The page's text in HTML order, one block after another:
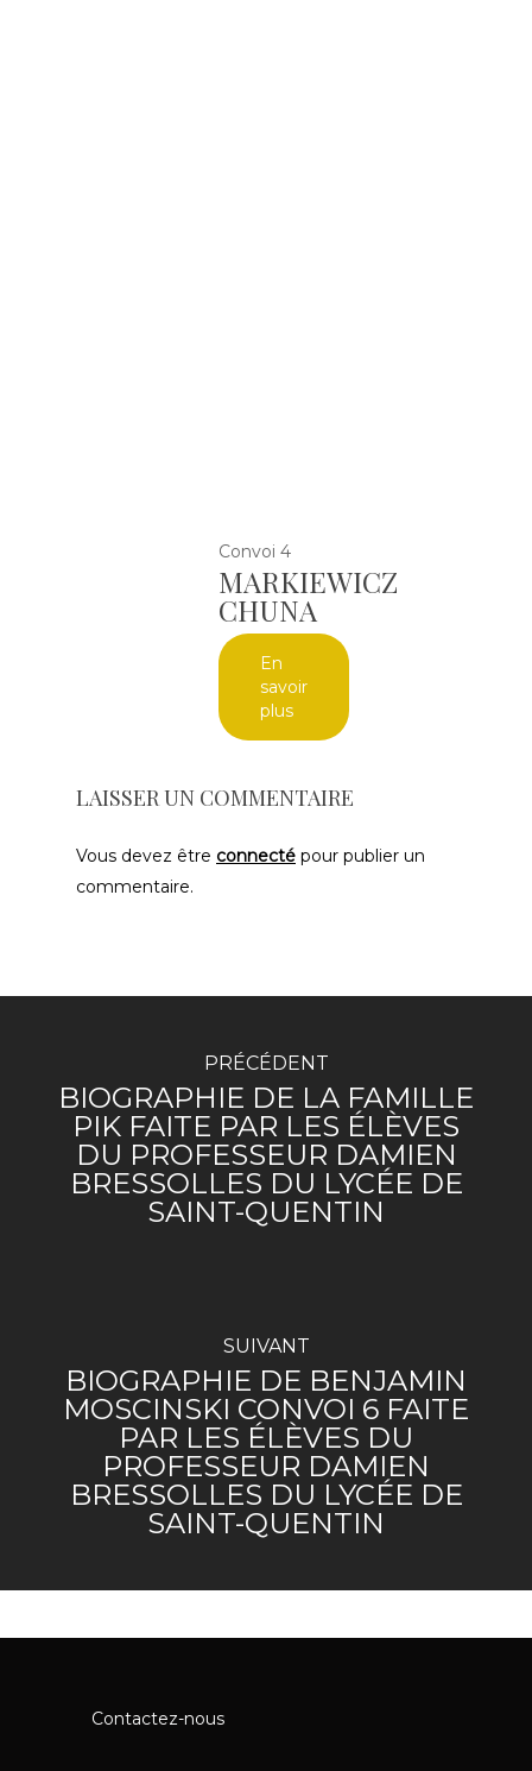
Convoi 4
MARKIEWICZ
CHUNA
En
savoir
plus
LAISSER UN COMMENTAIRE
Vous devez être connecté pour publier un
commentaire.
PRÉCÉDENT
BIOGRAPHIE DE LA FAMILLE
PIK FAITE PAR LES ÉLÈVES
DU PROFESSEUR DAMIEN
BRESSOLLES DU LYCÉE DE
SAINT-QUENTIN
SUIVANT
BIOGRAPHIE DE BENJAMIN
MOSCINSKI CONVOI 6 FAITE
PAR LES ÉLÈVES DU
PROFESSEUR DAMIEN
BRESSOLLES DU LYCÉE DE
SAINT-QUENTIN
Contactez-nous